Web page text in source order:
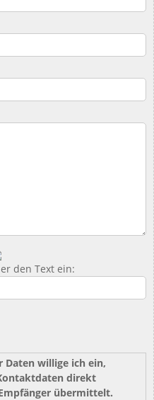
den Text ein:
Daten willige ich ein,
direkt
übermittelt.